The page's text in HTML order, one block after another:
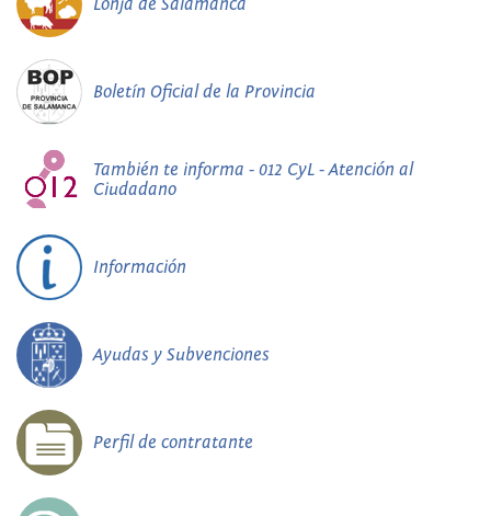
Boletín Oficial de la Provincia
También te informa - 012 CyL - Atención al
Ciudadano
Información
Ayudas y Subvenciones
Perfil de contratante